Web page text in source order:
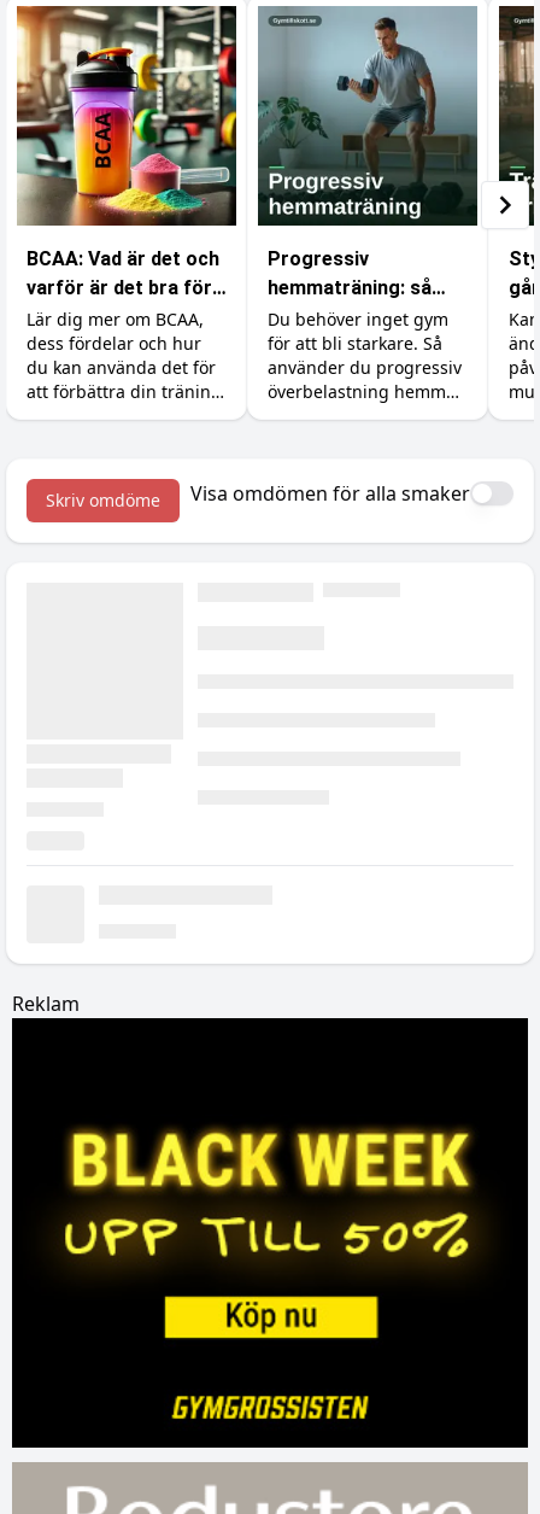
BCAA: Vad är det och
varför är det bra för
din träning?
Lär dig mer om BCAA,
dess fördelar och hur
du kan använda det för
att förbättra din träning
och återhämtning.
Progressiv
hemmaträning: så
bygger du muskler
utan gym
Du behöver inget gym
för att bli starkare. Så
använder du progressiv
överbelastning hemma
med hantlar,
tillskotten som stöttar
Skriv omdöme Visa omdömen för alla smaker
Reklam